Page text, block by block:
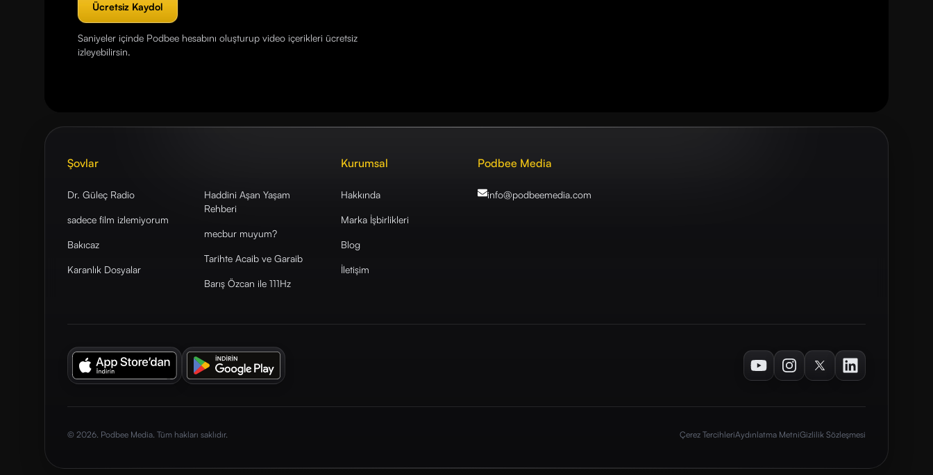
Ücretsiz Kaydol
Saniyeler içinde Podbee hesabını oluşturup video içerikleri ücretsiz
izleyebilirsin.
Şovlar
Dr. Güleç Radio
sadece film izlemiyorum
Bakıcaz
Karanlık Dosyalar
Haddini Aşan Yaşam
Rehberi
mecbur muyum?
Tarihte Acaib ve Garaib
Barış Özcan ile 111Hz
Kurumsal
Hakkında
Marka İşbirlikleri
Blog
İletişim
Podbee Media
info@podbeemedia.com
YoutubeInstagramTwitterLinkedIn
© 2026. Podbee Media. Tüm hakları saklıdır. Çerez TercihleriAydınlatma MetniGizlilik Sözleşmesi